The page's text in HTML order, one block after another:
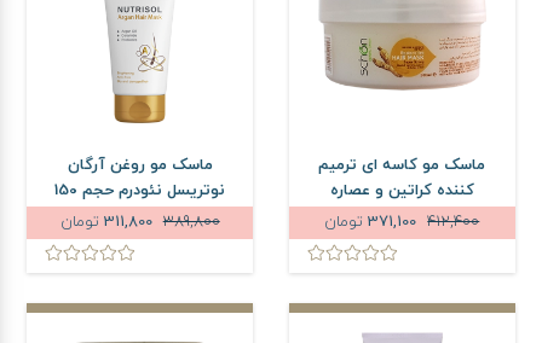
ماسک مو کاسه ای ترمیم
کننده کراتین و عصاره
جینسینگ شون حجم 300
میلی لیتر
412,400 تومان
ماسک مو روغن آرگان
نوتریسل نئودرم حجم 150
میلی لیتر389,800
311,800 تومان